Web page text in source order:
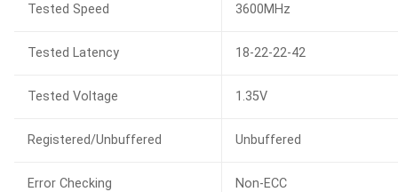
Tested Speed 3600MHz
Tested Latency 18-22-22-42
Tested Voltage 1.35V
Registered/Unbuffered Unbuffered
Error Checking Non-ECC